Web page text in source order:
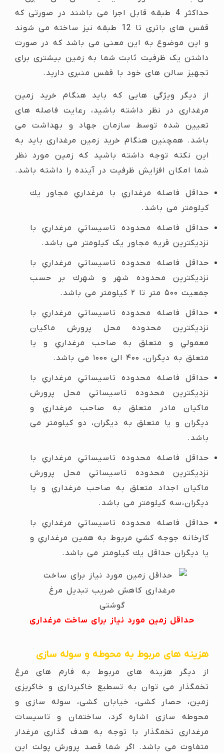
حداکثر 4 طبقه قابل اجرا می باشند در صورتی که
قفس های باتری تا 12 طبقه نیز ساخته می شوند
و این موضوع به این معنی می باشد که در صورت
داشتن یک ظرفیت ثابت شما به زمین بیشتری برای
تجهیز سالن های خود با قفس منبری دارید.
از دیگر ویژگی هایی که باید هنگام خرید زمین
مرغداری در نظر داشته باشید، رعایت فاصله های
تعیین شده توسط سازمان جهاد و بهداشت می
باشد. همچنین هنگام خرید زمین مرغداری باید به
این نکته توجه داشته باشید که زمین مورد نظر
شما امکان افزایش ظرفیت در آینده را داشته باشد.
حداقل فاصله مرغداري با مرغداري مجاور يك
كيلومتر می باشد.
حداقل فاصله محدوده تاسيساتي مرغداري با
نزديكترين قريه مجاور یک کیلومتر می باشد.
حداقل فاصله محدوده تاسيساتي مرغداري با
نزديكترين محدوده شهر و شهرك بر حسب
جمعيت ۵۰۰ متر تا ۲ كيلومتر می باشد.
حداقل فاصله محدوده تاسيساتي مرغداري با
نزديكترين محدوده محل پرورش ماكيان
معمولي و متعلق به صاحب مرغداري و يا
متعلق به ديگران، ۴۰۰ الی ۱۰۰۰ می باشد.
حداقل فاصله محدوده تاسيساتي مرغداري با
نزديكترين محدوده تاسيساتي محل پرورش
ماكيان مادر متعلق به صاحب مرغداري و
ديگران و يا متعلق به ديگران، دو كيلومتر می
باشد.
حداقل فاصله محدوده تاسيساتي مرغداري با
نزديكترين محدوده تاسيساتي محل پرورش
ماكيان اجداد متعلق به صاحب مرغداري و یا
ديگران،سه كيلومتر می باشد.
حداقل فاصله محدوده تاسيساتي مرغداري با
كارخانه جوجه كشي مربوط به همين مرغداري و
يا ديگران حداقل يك كيلومتر می باشد.
حداقل زمین مورد نیاز برای ساخت مرغداری
هزینه های مربوط به محوطه و سوله سازی
از دیگر هزینه های مربوط به فارم های مرغ
تخمگذار می توان به تسطیع خاکبرداری و خاکریزی
زمین، حصار کشی، خیابان کشی، سوله سازی و
محوطه سازی اشاره کرد، ساختمان و تاسیسات
مرغداری تخمگذار با توجه به هدف گذاری مرغدار
متفاوت می باشد. اگر شما قصد پرورش پولت این